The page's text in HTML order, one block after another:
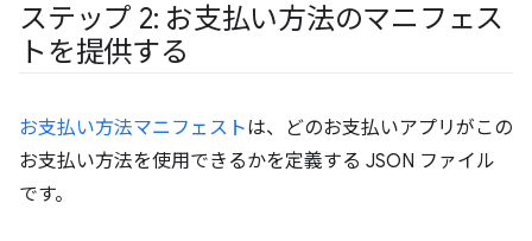
ステップ 2: お支払い方法のマニフェス
トを提供する
お支払い方法マニフェストは、どのお支払いアプリがこの
お支払い方法を使用できるかを定義する JSON ファイル
です。